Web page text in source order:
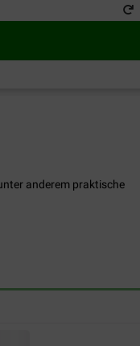
anderem praktische